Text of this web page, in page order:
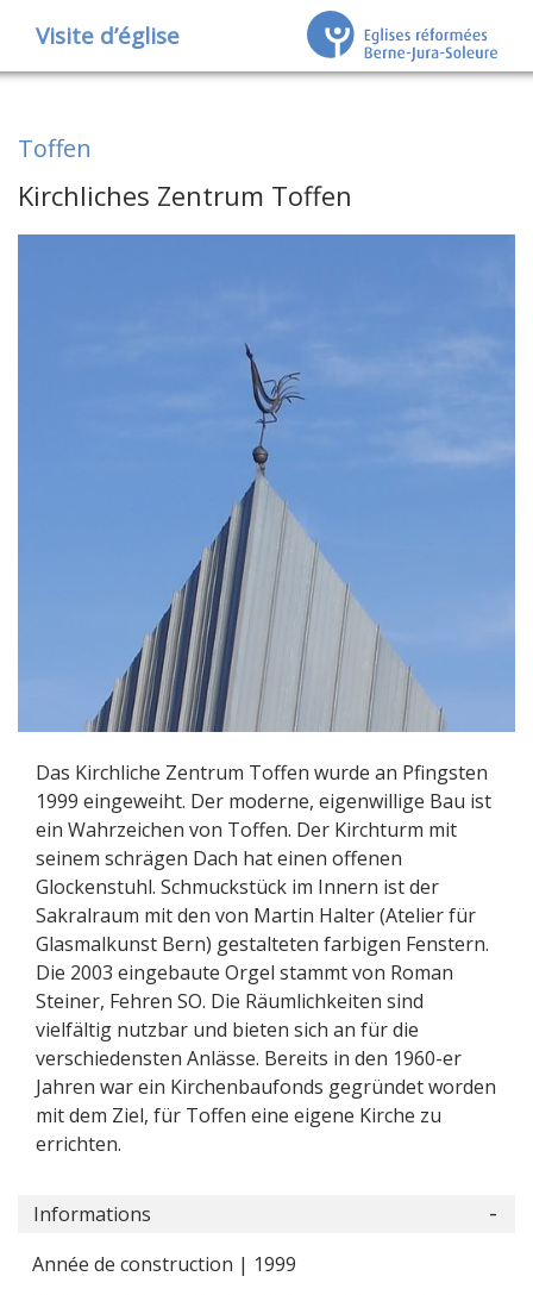
Visite d’église
Toffen
Kirchliches Zentrum Toffen
Das Kirchliche Zentrum Toffen wurde an Pfingsten
1999 eingeweiht. Der moderne, eigenwillige Bau ist
ein Wahrzeichen von Toffen. Der Kirchturm mit
seinem schrägen Dach hat einen offenen
Glockenstuhl. Schmuckstück im Innern ist der
Sakralraum mit den von Martin Halter (Atelier für
Glasmalkunst Bern) gestalteten farbigen Fenstern.
Die 2003 eingebaute Orgel stammt von Roman
Steiner, Fehren SO. Die Räumlichkeiten sind
vielfältig nutzbar und bieten sich an für die
verschiedensten Anlässe. Bereits in den 1960-er
Jahren war ein Kirchenbaufonds gegründet worden
mit dem Ziel, für Toffen eine eigene Kirche zu
errichten.
Informations
Année de construction | 1999